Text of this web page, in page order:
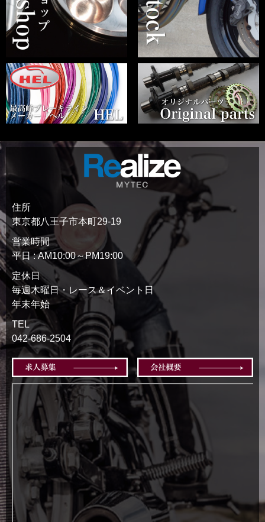
住所
東京都八王子市本町29-19
営業時間
平日 : AM10:00～PM19:00
定休日
毎週木曜日・レース＆イベント日
年末年始
TEL
042-686-2504